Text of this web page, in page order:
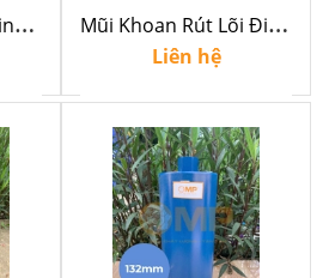
L
ưỡi cắt bê tông Minh Phát M
ũi Khoan Rút Lõi Điều Hòa Chống Kẹt 56mm 63mm - Dành cho thợ điều hòa, điện lạnh
Liên hệ